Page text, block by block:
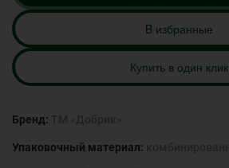
B избранные
Купить в один клик
Бренд:
Упаковочный материал: